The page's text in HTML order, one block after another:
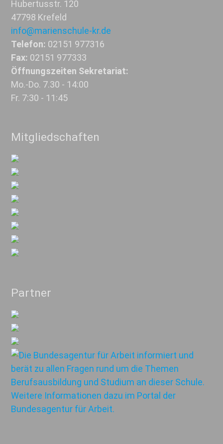
Hubertusstr. 120
47798 Krefeld
info@marienschule-kr.de
Telefon: 02151 977316
Fax: 02151 977333
Öffnungszeiten Sekretariat:
Mo.-Do. 7.30 - 14:00
Fr. 7:30 - 11:45
Mitgliedschaften
Partner